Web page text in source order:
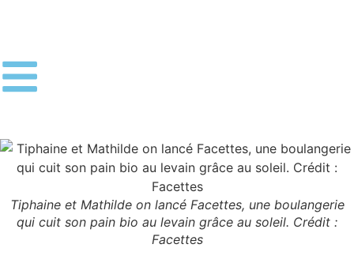
Tiphaine et Mathilde on lancé Facettes, une boulangerie
qui cuit son pain bio au levain grâce au soleil. Crédit :
Facettes